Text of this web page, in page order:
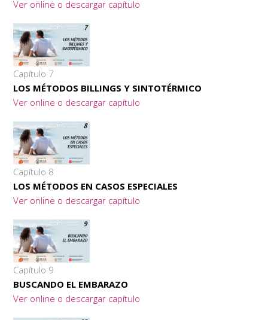
Ver online o descargar capítulo
Capítulo 7
LOS MÉTODOS BILLINGS Y SINTOTÉRMICO
Ver online o descargar capítulo
Capítulo 8
LOS MÉTODOS EN CASOS ESPECIALES
Ver online o descargar capítulo
Capítulo 9
BUSCANDO EL EMBARAZO
Ver online o descargar capítulo